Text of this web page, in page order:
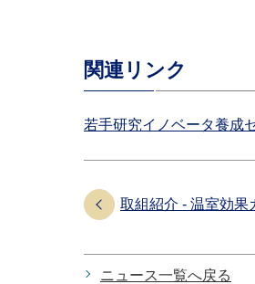
関連リンク
若手研究イノベータ養成
取組紹介 - 温室効果
ニュース一覧へ戻る